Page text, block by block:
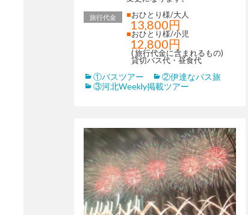
旅行代金 ■おひとり様/大人
13,800円
■おひとり様/小児
12,800円
( 旅行代金に含まれるもの)
貸切バス代・昼食代
①バスツアー
②伊達なバス旅
③河北Weekly掲載ツアー